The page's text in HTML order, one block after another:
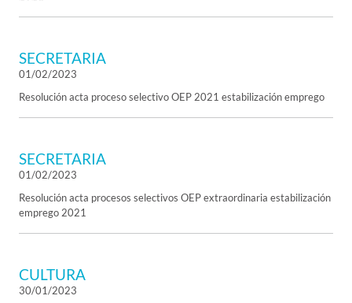
SECRETARIA
01/02/2023
Resolución acta proceso selectivo OEP 2021 estabilización emprego
SECRETARIA
01/02/2023
Resolución acta procesos selectivos OEP extraordinaria estabilización
emprego 2021
CULTURA
30/01/2023